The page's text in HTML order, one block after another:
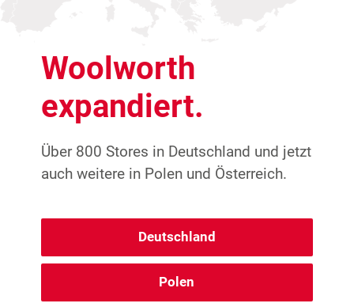
Woolworth
expandiert.
Über 800 Stores in Deutschland und jetzt
auch weitere in Polen und Österreich.
Deutschland
Polen